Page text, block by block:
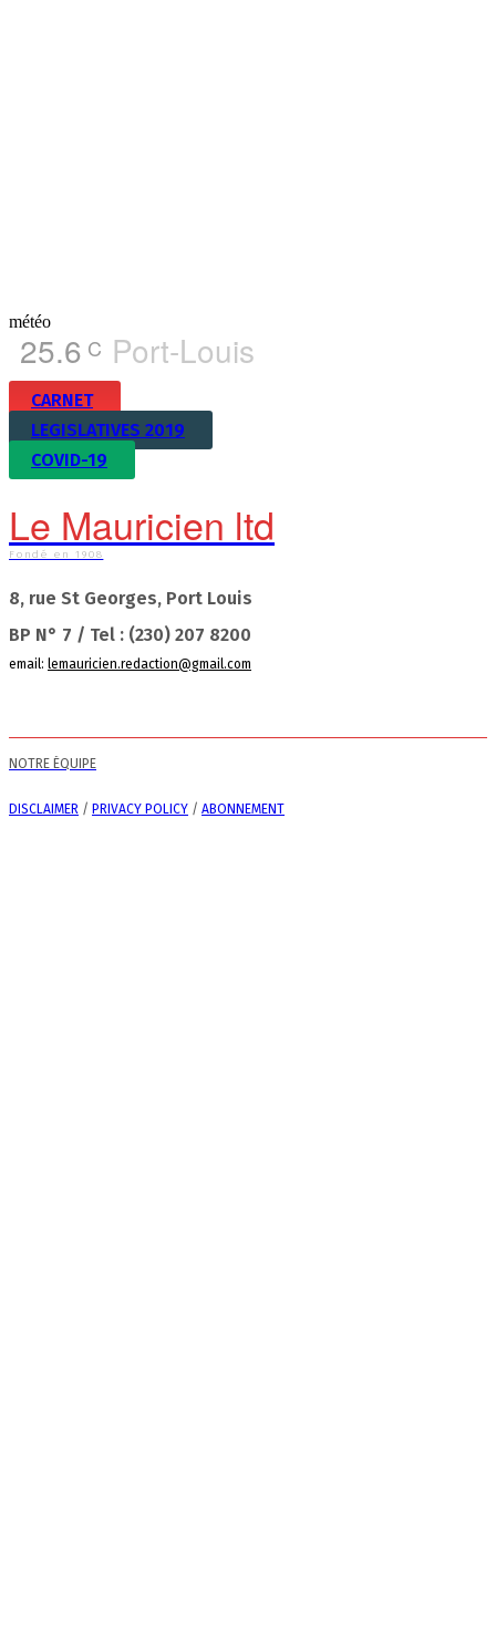
météo
25.6 C Port-Louis
CARNET
LEGISLATIVES 2019
COVID-19
Le Mauricien ltd
Fondé en 1908
8, rue St Georges, Port Louis
BP N° 7 / Tel : (230) 207 8200
email: lemauricien.redaction@gmail.com
NOTRE ÉQUIPE
DISCLAIMER / PRIVACY POLICY / ABONNEMENT